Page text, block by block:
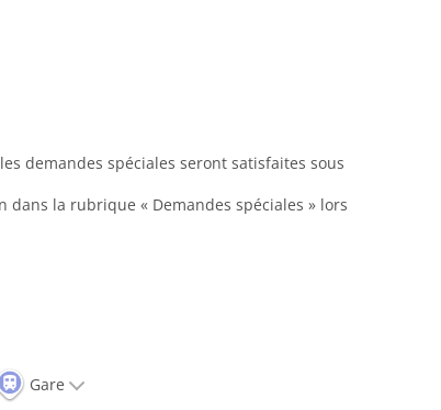
demandes spéciales seront satisfaites sous
la rubrique « Demandes spéciales » lors
Gare